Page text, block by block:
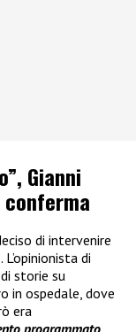
Gianni
di intervenire
di
storie su
in ospedale, dove
era